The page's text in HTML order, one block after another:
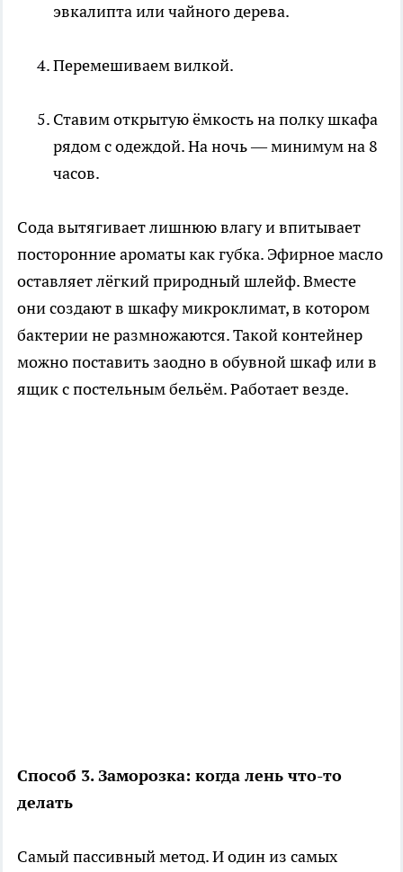
эвкалипта или чайного дерева.
Перемешиваем вилкой.
Ставим открытую ёмкость на полку шкафа
рядом с одеждой. На ночь — минимум на 8
часов.
Сода вытягивает лишнюю влагу и впитывает
посторонние ароматы как губка. Эфирное масло
оставляет лёгкий природный шлейф. Вместе
они создают в шкафу микроклимат, в котором
бактерии не размножаются. Такой контейнер
можно поставить заодно в обувной шкаф или в
ящик с постельным бельём. Работает везде.
Способ 3. Заморозка: когда лень что-то
делать
Самый пассивный метод. И один из самых